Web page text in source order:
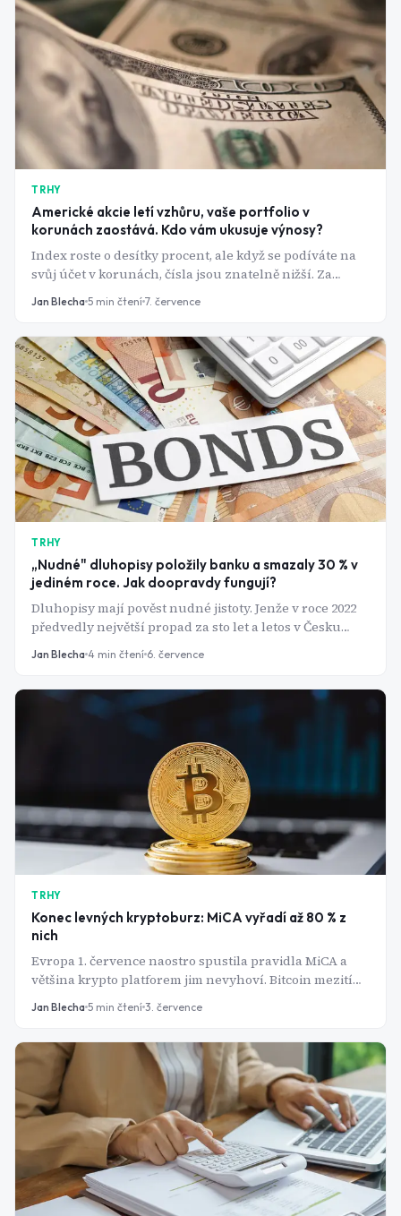
TRHY
Americké akcie letí vzhůru, vaše portfolio v
korunách zaostává. Kdo vám ukusuje výnosy?
Index roste o desítky procent, ale když se podíváte na
svůj účet v korunách, čísla jsou znatelně nižší. Za
rozdílem nestojí chyba brokera, ale měnové riziko - a
Jan Blecha 5 min čtení 7. července
TRHY
„Nudné" dluhopisy položily banku a smazaly 30 % v
jediném roce. Jak doopravdy fungují?
Dluhopisy mají pověst nudné jistoty. Jenže v roce 2022
předvedly největší propad za sto let a letos v Česku
najednou nesou víc než spořicí účty. Jak tenhle trh
Jan Blecha 4 min čtení 6. července
TRHY
Konec levných kryptoburz: MiCA vyřadí až 80 % z
nich
Evropa 1. července naostro spustila pravidla MiCA a
většina krypto platforem jim nevyhoví. Bitcoin mezitím
spadl na 21měsíční minimum a pár dní nato vyskočil o
Jan Blecha 5 min čtení 3. července